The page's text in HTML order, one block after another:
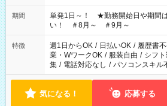
ださい！
期間
単発1日～！ ★勤務開始日や期間
い！ ＃8月～ ＃9月～
特徴 週1日からOK / 日払いOK / 履歴書
業・WワークOK / 服装自由 / シフ
集 / 電話対応なし / パソコンスキル
気になる！ 応募する